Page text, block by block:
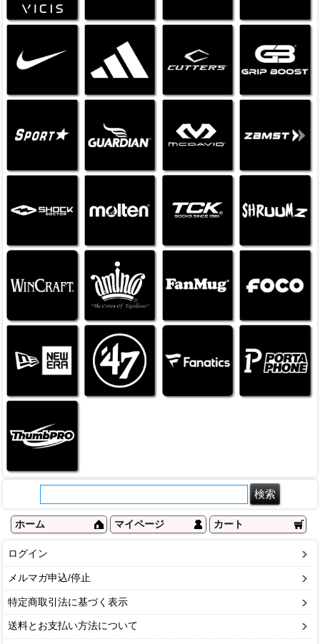
ホーム マイページ カート
ログイン
メルマガ申込/停止
特定商取引法に基づく表示
送料とお支払い方法について